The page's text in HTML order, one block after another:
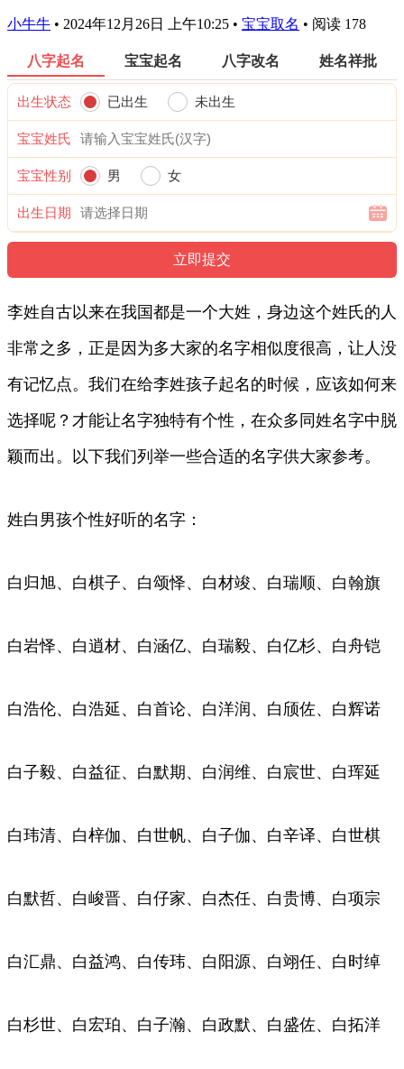
小牛牛 • 2024年12月26日 上午10:25 • 宝宝取名 • 阅读 178
八字起名 宝宝起名 八字改名 姓名祥批
出生状态 已出生 未出生
宝宝姓氏
宝宝性别 男 女
出生日期
李姓自古以来在我国都是一个大姓，身边这个姓氏的人
非常之多，正是因为多大家的名字相似度很高，让人没
有记忆点。我们在给李姓孩子起名的时候，应该如何来
选择呢？才能让名字独特有个性，在众多同姓名字中脱
颖而出。以下我们列举一些合适的名字供大家参考。
姓白男孩个性好听的名字：
白归旭、白棋子、白颂怿、白材竣、白瑞顺、白翰旗
白岩怿、白逍材、白涵亿、白瑞毅、白亿杉、白舟铠
白浩伦、白浩延、白首论、白洋润、白颀佐、白辉诺
白子毅、白益征、白默期、白润维、白宸世、白珲延
白玮清、白梓伽、白世帆、白子伽、白辛译、白世棋
白默哲、白峻晋、白仔家、白杰任、白贵博、白项宗
白汇鼎、白益鸿、白传玮、白阳源、白翊任、白时绰
白杉世、白宏珀、白子瀚、白政默、白盛佐、白拓洋